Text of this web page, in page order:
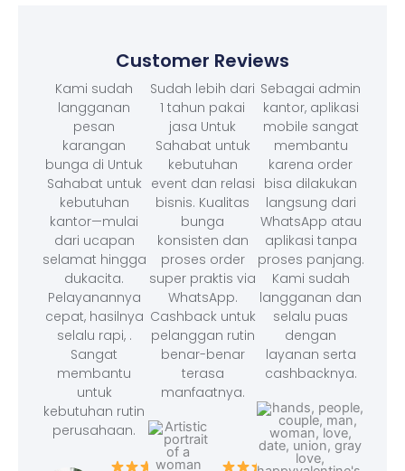
Customer Reviews
Kami sudah
langganan
pesan
karangan
bunga di Untuk
Sahabat untuk
kebutuhan
kantor—mulai
dari ucapan
selamat hingga
dukacita.
Pelayanannya
cepat, hasilnya
selalu rapi, .
Sangat
membantu
untuk
kebutuhan rutin
perusahaan.
Sudah lebih dari
1 tahun pakai
jasa Untuk
Sahabat untuk
kebutuhan
event dan relasi
bisnis. Kualitas
bunga
konsisten dan
proses order
super praktis via
WhatsApp.
Cashback untuk
pelanggan rutin
benar-benar
terasa
manfaatnya.
Sebagai admin
kantor, aplikasi
mobile sangat
membantu
karena order
bisa dilakukan
langsung dari
WhatsApp atau
aplikasi tanpa
proses panjang.
Kami sudah
langganan dan
selalu puas
dengan
layanan serta
cashbacknya.